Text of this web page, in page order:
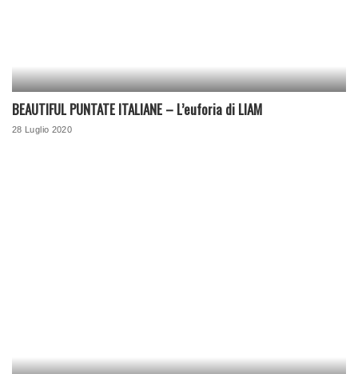
BEAUTIFUL PUNTATE ITALIANE – L’euforia di LIAM
28 Luglio 2020